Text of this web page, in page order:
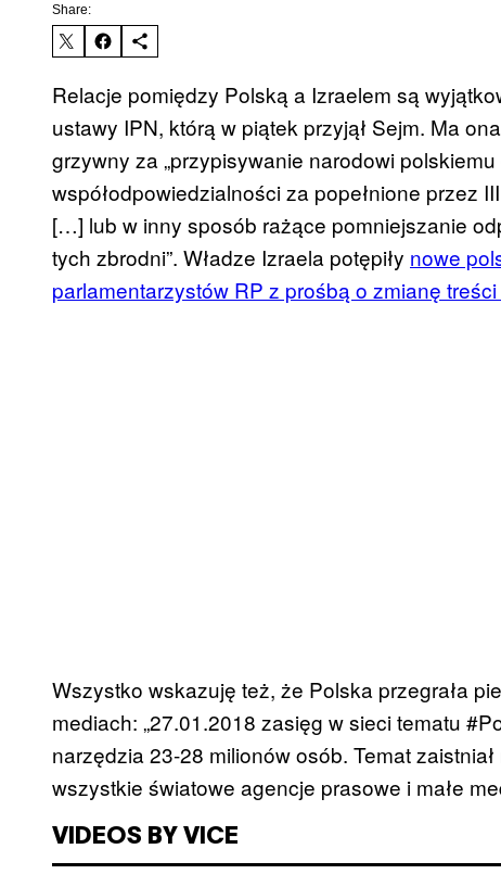
Share:
Relacje pomiędzy Polską a Izraelem są
ustawy IPN, którą w piątek przyjął Sejm. Ma
grzywny za „przypisywanie narodowi
współodpowiedzialności za popełnione przez
[…] lub w inny sposób rażące pomniejszanie
tych zbrodni”. Władze Izraela potępiły nowe
parlamentarzystów RP z prośbą o zmianę
Wszystko wskazuję też, że Polska przegrała
mediach: „27.01.2018 zasięg w sieci tematu
narzędzia 23-28 milionów osób. Temat
wszystkie światowe agencje prasowe i małe
VIDEOS BY VICE